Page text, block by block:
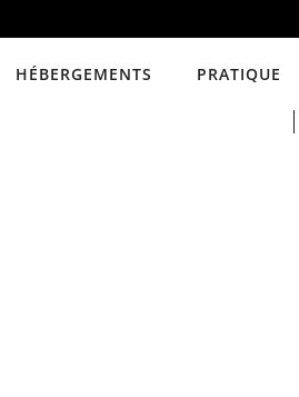
HÉBERGEMENTS PRATIQUE